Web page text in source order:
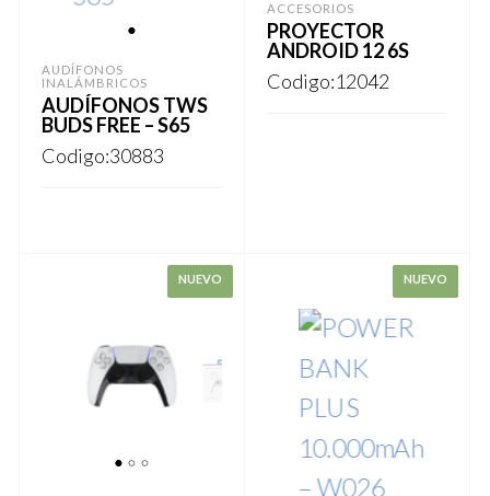
AUDÍFONOS
INALÁMBRICOS
AUDÍFONOS TWS
BUDS FREE – S65
Codigo:30883
ACCESORIOS
PROYECTOR
ANDROID 12 6S
Codigo:12042